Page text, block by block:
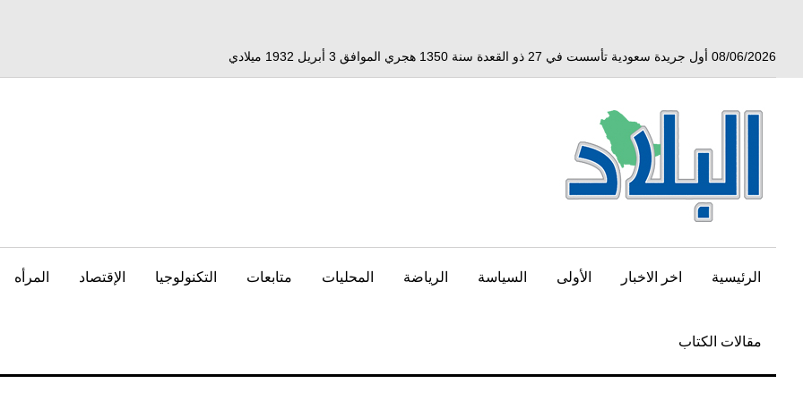
08/06/2026 أول جريدة سعودية تأسست في 27 ذو القعدة سنة 1350 هجري الموافق 3 أبريل 1932 ميلادي
الرئيسية اخر الاخبار الأولى السياسة الرياضة المحليات متابعات التكنولوجيا الإقتصاد المرأه
مقالات الكتاب